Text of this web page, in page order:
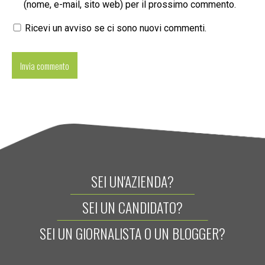
(nome, e-mail, sito web) per il prossimo commento.
Ricevi un avviso se ci sono nuovi commenti.
SEI UN'AZIENDA?
SEI UN CANDIDATO?
SEI UN GIORNALISTA O UN BLOGGER?